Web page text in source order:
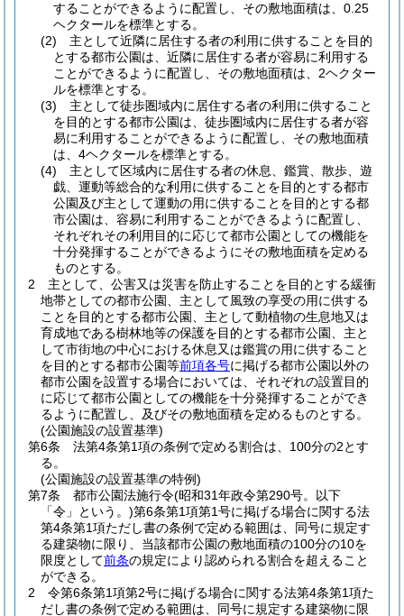
することができるように配置し、その敷地面積は、0.25
ヘクタールを標準とする。
(2)
主として近隣に居住する者の利用に供することを目的
とする都市公園は、近隣に居住する者が容易に利用する
ことができるように配置し、その敷地面積は、2ヘクター
ルを標準とする。
(3)
主として徒歩圏域内に居住する者の利用に供すること
を目的とする都市公園は、徒歩圏域内に居住する者が容
易に利用することができるように配置し、その敷地面積
は、4ヘクタールを標準とする。
(4)
主として区域内に居住する者の休息、鑑賞、散歩、遊
戯、運動等総合的な利用に供することを目的とする都市
公園及び主として運動の用に供することを目的とする都
市公園は、容易に利用することができるように配置し、
それぞれその利用目的に応じて都市公園としての機能を
十分発揮することができるようにその敷地面積を定める
ものとする。
2
主として、公害又は災害を防止することを目的とする緩衝
地帯としての都市公園、主として風致の享受の用に供する
ことを目的とする都市公園、主として動植物の生息地又は
育成地である樹林地等の保護を目的とする都市公園、主と
して市街地の中心における休息又は鑑賞の用に供すること
を目的とする都市公園等前項各号に掲げる都市公園以外の
都市公園を設置する場合においては、それぞれの設置目的
に応じて都市公園としての機能を十分発揮することができ
るように配置し、及びその敷地面積を定めるものとする。
(公園施設の設置基準)
第6条
法第4条第1項の条例で定める割合は、100分の2とす
る。
(公園施設の設置基準の特例)
第7条
都市公園法施行令(昭和31年政令第290号。以下
「令」という。)第6条第1項第1号に掲げる場合に関する法
第4条第1項ただし書の条例で定める範囲は、同号に規定す
る建築物に限り、当該都市公園の敷地面積の100分の10を
限度として前条の規定により認められる割合を超えること
ができる。
2
令第6条第1項第2号に掲げる場合に関する法第4条第1項た
だし書の条例で定める範囲は、同号に規定する建築物に限